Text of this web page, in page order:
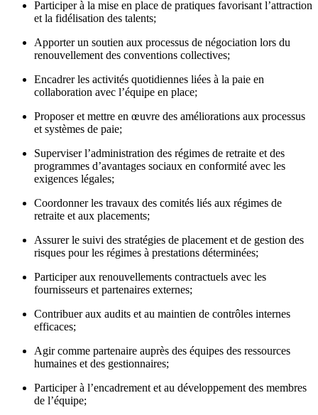
Participer à la mise en place de pratiques favorisant l’attraction
et la fidélisation des talents;
Apporter un soutien aux processus de négociation lors du
renouvellement des conventions collectives;
Encadrer les activités quotidiennes liées à la paie en
collaboration avec l’équipe en place;
Proposer et mettre en œuvre des améliorations aux processus
et systèmes de paie;
Superviser l’administration des régimes de retraite et des
programmes d’avantages sociaux en conformité avec les
exigences légales;
Coordonner les travaux des comités liés aux régimes de
retraite et aux placements;
Assurer le suivi des stratégies de placement et de gestion des
risques pour les régimes à prestations déterminées;
Participer aux renouvellements contractuels avec les
fournisseurs et partenaires externes;
Contribuer aux audits et au maintien de contrôles internes
efficaces;
Agir comme partenaire auprès des équipes des ressources
humaines et des gestionnaires;
Participer à l’encadrement et au développement des membres
de l’équipe;